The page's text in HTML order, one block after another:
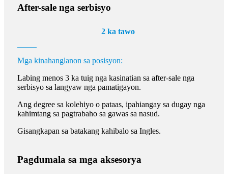
After-sale nga serbisyo
2 ka tawo
Mga kinahanglanon sa posisyon:
Labing menos 3 ka tuig nga kasinatian sa after-sale nga
serbisyo sa langyaw nga pamatigayon.
Ang degree sa kolehiyo o pataas, ipahiangay sa dugay nga
kahimtang sa pagtrabaho sa gawas sa nasud.
Gisangkapan sa batakang kahibalo sa Ingles.
Pagdumala sa mga aksesorya